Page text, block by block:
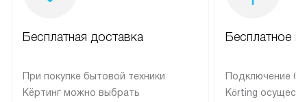
Бесплатная доставка
При покупке бытовой техники
Кёртинг можно выбрать
Бесплатное
Подключение
Körting